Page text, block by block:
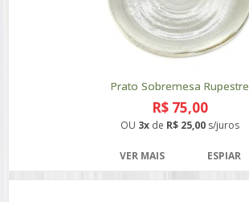
Prato Sobremesa Rupestre
R$ 75,00
OU 3x de R$ 25,00 s/juros
VER MAIS ESPIAR